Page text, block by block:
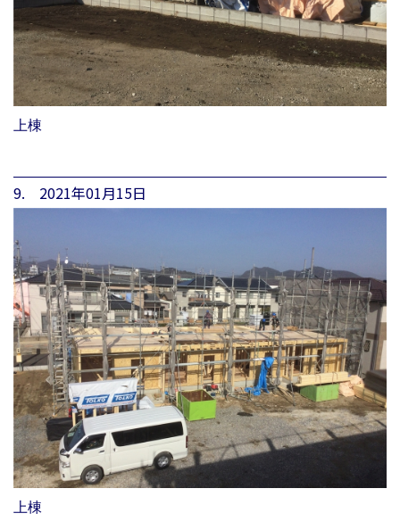
上棟
9. 2021年01月15日
上棟